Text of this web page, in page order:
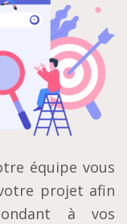
équipe vous
projet afin
à vos